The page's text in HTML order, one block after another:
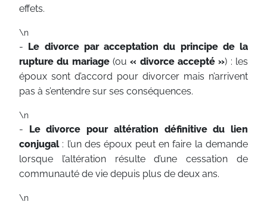
effets.
\n
- Le divorce par acceptation du principe de la
rupture du mariage(ou« divorce accepté ») : les
époux sont d’accord pour divorcer mais n’arrivent
pas à s’entendre sur ses conséquences.
\n
- Le divorce pour altération définitive du lien
conjugal: l’un des époux peut en faire la demande
lorsque l’altération résulte d’une cessation de
communauté de vie depuis plus de deux ans.
\n